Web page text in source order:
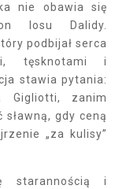
nie obawia się
losu Dalidy.
podbijał serca
tęsknotami i
stawia pytania:
Gigliotti, zanim
sławną, gdy ceną
„za kulisy”
starannością i